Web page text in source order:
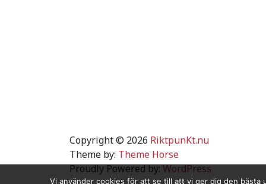
Copyright © 2026 RiktpunKt.nu
Theme by: Theme Horse
Proudly Powered by:WordPress
Vi använder cookies för att se till att vi ger dig den